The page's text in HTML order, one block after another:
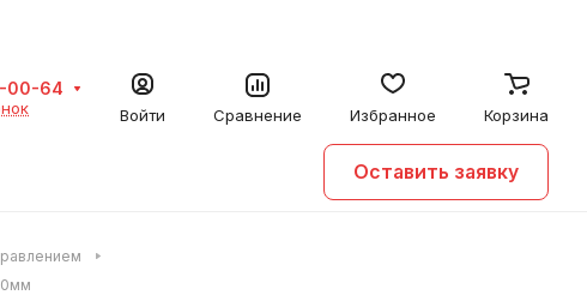
00-64
Войти Сравнение Избранное Корзина
Оставить заявку